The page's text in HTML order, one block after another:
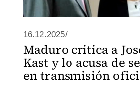
16.12.2025/
Maduro critica a
Kast y lo acusa de
en transmisión